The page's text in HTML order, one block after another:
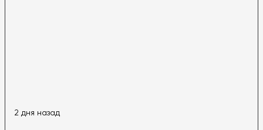
2 дня назад